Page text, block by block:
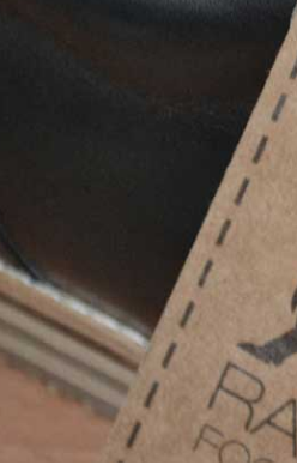
Hakiki deriden